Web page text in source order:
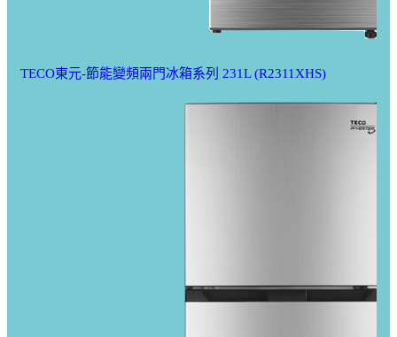
TECO東元-節能變頻兩門冰箱系列 231L (R2311XHS)